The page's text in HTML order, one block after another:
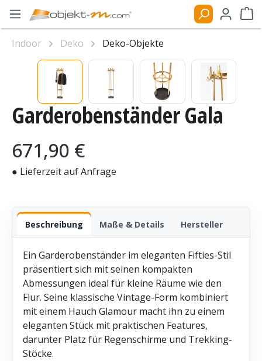
Zum Hauptinhalt springen
Garderobenständer Gala
Regulärer Preis:
671,90 €
● Lieferzeit auf Anfrage
Beschreibung Maße & Details Hersteller
Ein Garderobenständer im eleganten Fifties-Stil
präsentiert sich mit seinen kompakten
Abmessungen ideal für kleine Räume wie den
Flur. Seine klassische Vintage-Form kombiniert
mit einem Hauch Glamour macht ihn zu einem
eleganten Stück mit praktischen Features,
darunter Platz für Regenschirme und Trekking-
Stöcke.
Indoor Deko
Deko-Objekte
Bildergalerie überspringen